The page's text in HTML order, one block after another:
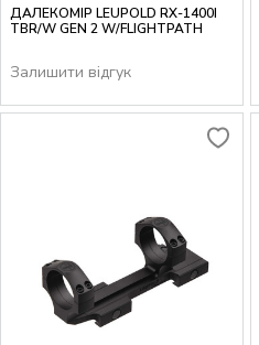
ДАЛЕКОМІР LEUPOLD RX-1400I
TBR/W GEN 2 W/FLIGHTPATH
Залишити відгук